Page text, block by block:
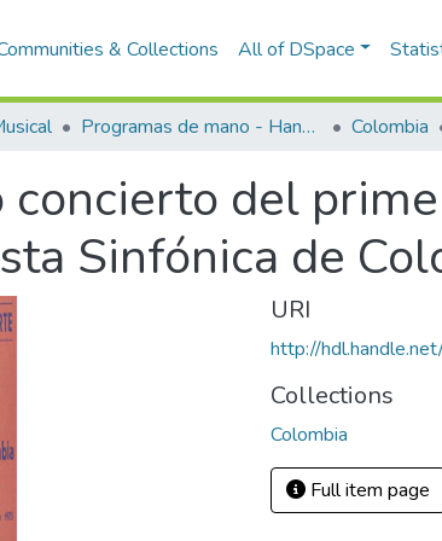
& Collections All of DSpace
Programas de mano - Hand programs Colombia
concierto del
Sinfónica de
URI
http://
Collections
Colombia
Full item page